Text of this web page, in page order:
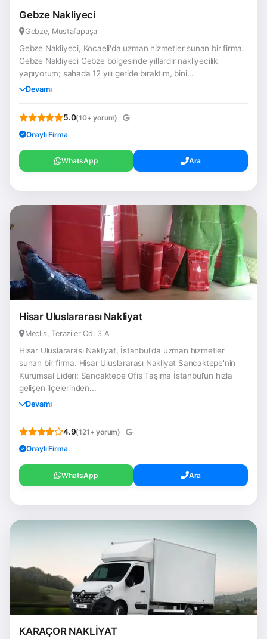
Gebze Nakliyeci
Gebze, Mustafapaşa
Gebze Nakliyeci, Kocaeli'da uzman hizmetler sunan bir firma.
Gebze Nakliyeci Gebze bölgesinde yıllardır nakliyecilik
yapıyorum; sahada 12 yılı geride bıraktım, bini...
Devamı
5.0(10+ yorum)
Onaylı Firma
WhatsApp Ara
Hisar Uluslararası Nakliyat
Meclis, Teraziler Cd. 3 A
Hisar Uluslararası Nakliyat, İstanbul'da uzman hizmetler
sunan bir firma. Hisar Uluslararası Nakliyat Sancaktepe'nin
Kurumsal Lideri: Sancaktepe Ofis Taşıma İstanbul’un hızla
gelişen ilçelerinden...
Devamı
4.9(121+ yorum)
Onaylı Firma
WhatsApp Ara
KARAÇOR NAKLİYAT